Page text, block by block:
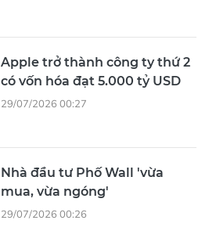
Apple trở thành công ty thứ 2
có vốn hóa đạt 5.000 tỷ USD
29/07/2026 00:27
Nhà đầu tư Phố Wall 'vừa
mua, vừa ngóng'
29/07/2026 00:26